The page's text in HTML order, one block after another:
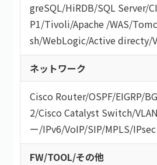
greSQL/HiRDB/SQL Server/
P1/Tivoli/Apache /WAS/
sh/WebLogic/Active directy/
ネットワーク
Cisco Router/OSPF/EIGRP/
2/Cisco Catalyst Switch/VLAN
ー/IPv6/VoIP/SIP/MPLS/IPsec
FW/TOOL/その他